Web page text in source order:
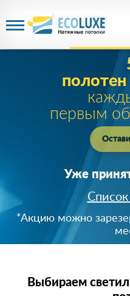
полотен
первым
Уже
Список
8 (926)
8 (916)
*Акцию можно
Выбираем